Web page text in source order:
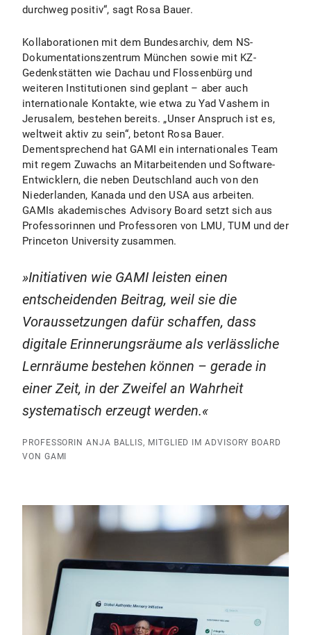
durchweg positiv“, sagt Rosa Bauer.
Kollaborationen mit dem Bundesarchiv, dem NS-
Dokumentationszentrum München sowie mit KZ-
Gedenkstätten wie Dachau und Flossenbürg und
weiteren Institutionen sind geplant – aber auch
internationale Kontakte, wie etwa zu Yad Vashem in
Jerusalem, bestehen bereits. „Unser Anspruch ist es,
weltweit aktiv zu sein“, betont Rosa Bauer.
Dementsprechend hat GAMI ein internationales Team
mit regem Zuwachs an Mitarbeitenden und Software-
Entwicklern, die neben Deutschland auch von den
Niederlanden, Kanada und den USA aus arbeiten.
GAMIs akademisches Advisory Board setzt sich aus
Professorinnen und Professoren von LMU, TUM und der
Princeton University zusammen.
Initiativen wie GAMI leisten einen
entscheidenden Beitrag, weil sie die
Voraussetzungen dafür schaffen, dass
digitale Erinnerungsräume als verlässliche
Lernräume bestehen können – gerade in
einer Zeit, in der Zweifel an Wahrheit
systematisch erzeugt werden.
PROFESSORIN ANJA BALLIS, MITGLIED IM ADVISORY BOARD
VON GAMI